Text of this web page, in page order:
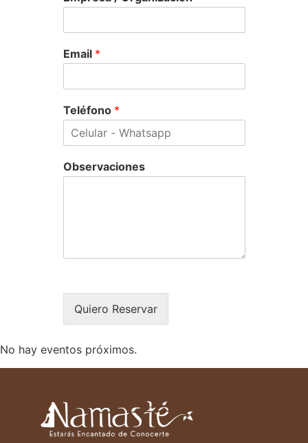
Email *
Teléfono *
Observaciones
Quiero Reservar
No hay eventos próximos.